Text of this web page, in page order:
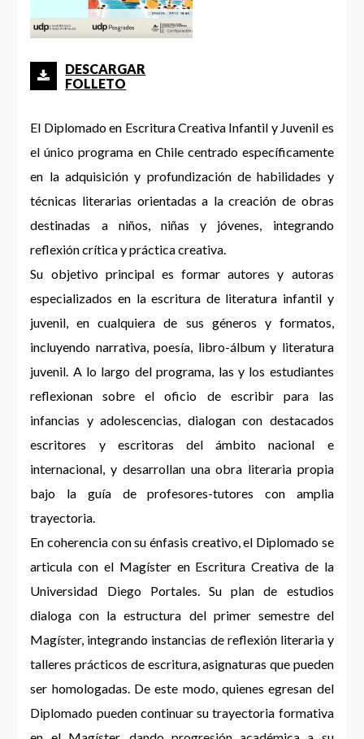
DESCARGAR
FOLLETO
El Diplomado en Escritura Creativa Infantil y Juvenil es
el único programa en Chile centrado específicamente
en la adquisición y profundización de habilidades y
técnicas literarias orientadas a la creación de obras
destinadas a niños, niñas y jóvenes, integrando
reflexión crítica y práctica creativa.
Su objetivo principal es formar autores y autoras
especializados en la escritura de literatura infantil y
juvenil, en cualquiera de sus géneros y formatos,
incluyendo narrativa, poesía, libro-álbum y literatura
juvenil. A lo largo del programa, las y los estudiantes
reflexionan sobre el oficio de escribir para las
infancias y adolescencias, dialogan con destacados
escritores y escritoras del ámbito nacional e
internacional, y desarrollan una obra literaria propia
bajo la guía de profesores-tutores con amplia
trayectoria.
En coherencia con su énfasis creativo, el Diplomado se
articula con el Magíster en Escritura Creativa de la
Universidad Diego Portales. Su plan de estudios
dialoga con la estructura del primer semestre del
Magíster, integrando instancias de reflexión literaria y
talleres prácticos de escritura, asignaturas que pueden
ser homologadas. De este modo, quienes egresan del
Diplomado pueden continuar su trayectoria formativa